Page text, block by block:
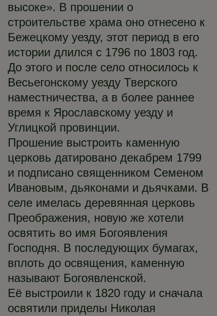
высоке». В прошении о
строительстве храма оно отнесено к
Бежецкому уезду, этот период в его
истории длился с 1796 по 1803 год.
До этого и после село относилось к
Весьегонскому уезду Тверского
наместничества, а в более раннее
время к Ярославскому уезду и
Углицкой провинции.
Прошение выстроить каменную
церковь датировано декабрем 1799
и подписано священником Семеном
Ивановым, дьяконами и дьячками. В
селе имелась деревянная церковь
Преображения, новую же хотели
освятить во имя Богоявления
Господня. В последующих бумагах,
вплоть до освящения, каменную
называют Богоявленской.
Её выстроили к 1820 году и сначала
освятили приделы Николая